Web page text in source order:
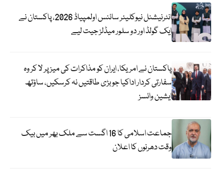
انٹرنیشنل نیوکلیئر سائنس اولمپیاڈ 2026، پاکستان نے
ایک گولڈ اور دو سلور میڈلز جیت لیے
پاکستان نے امریکا، ایران کو مذاکرات کی میز پر لا کر وہ
سفارتی کردار اداکیا جو بڑی طاقتیں نہ کرسکیں، ساؤتھ
ایشین وائسز
جماعت اسلامی کا 16 اگست سے ملک بھر میں بیک
وقت دھرنوں کا اعلان